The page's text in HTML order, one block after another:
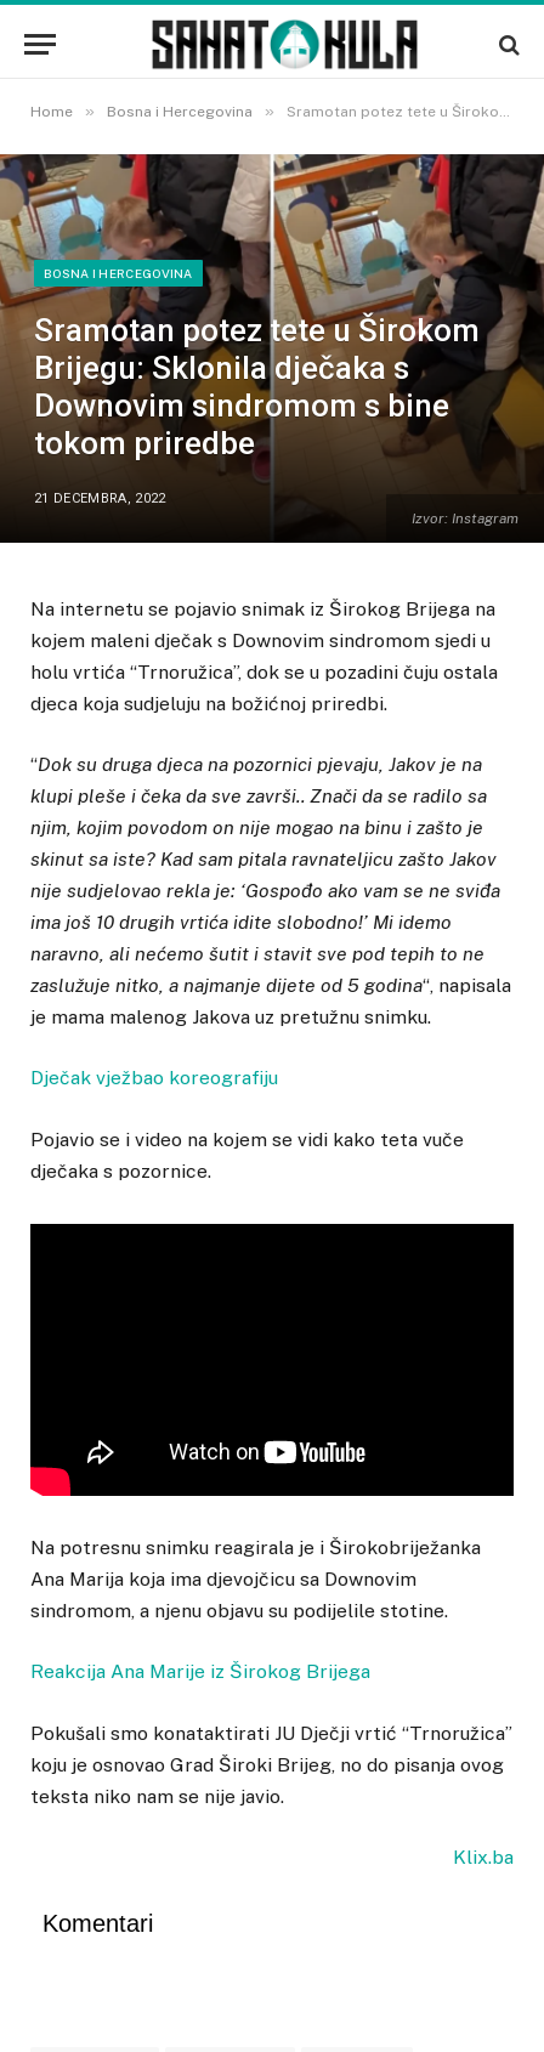
Home » Bosna i Hercegovina » Sramotan potez tete u Širokom Brijegu: Sklonila dječaka s Downovim sindromom s bine tokom priredbe
Izvor: Instagram
BOSNA I HERCEGOVINA
Sramotan potez tete u Širokom
Brijegu: Sklonila dječaka s
Downovim sindromom s bine
tokom priredbe
21 DECEMBRA, 2022
Na internetu se pojavio snimak iz Širokog Brijega na
kojem maleni dječak s Downovim sindromom sjedi u
holu vrtića “Trnoružica”, dok se u pozadini čuju ostala
djeca koja sudjeluju na božićnoj priredbi.
“Dok su druga djeca na pozornici pjevaju, Jakov je na
klupi pleše i čeka da sve završi.. Znači da se radilo sa
njim, kojim povodom on nije mogao na binu i zašto je
skinut sa iste? Kad sam pitala ravnateljicu zašto Jakov
nije sudjelovao rekla je: ‘Gospođo ako vam se ne sviđa
ima još 10 drugih vrtića idite slobodno!’ Mi idemo
naravno, ali nećemo šutit i stavit sve pod tepih to ne
zaslužuje nitko, a najmanje dijete od 5 godina“, napisala
je mama malenog Jakova uz pretužnu snimku.
Dječak vježbao koreografiju
Pojavio se i video na kojem se vidi kako teta vuče
dječaka s pozornice.
Na potresnu snimku reagirala je i Širokobriježanka
Ana Marija koja ima djevojčicu sa Downovim
sindromom, a njenu objavu su podijelile stotine.
Reakcija Ana Marije iz Širokog Brijega
Pokušali smo konataktirati JU Dječji vrtić “Trnoružica”
koju je osnovao Grad Široki Brijeg, no do pisanja ovog
teksta niko nam se nije javio.
Klix.ba
Komentari